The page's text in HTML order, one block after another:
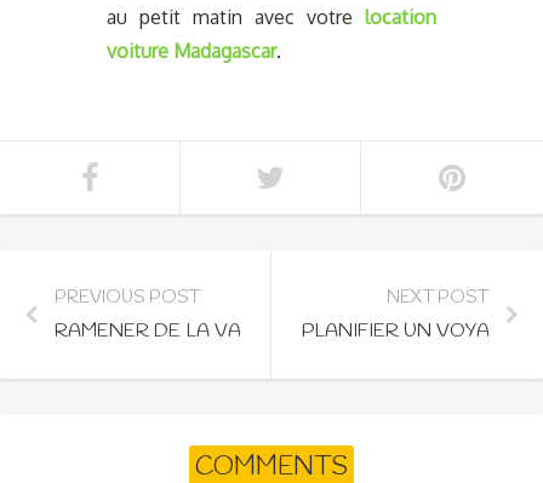
au petit matin avec votre location
voiture Madagascar.
PREVIOUS POST
RAMENER DE LA VANILLE APRÈS UN VOYAGE À
NEXT POST
PLANIFIER UN VOYAGE À
COMMENTS